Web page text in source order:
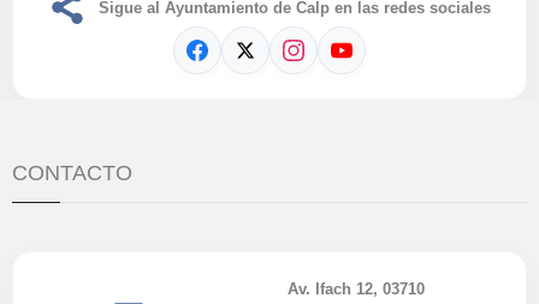
Sigue al Ayuntamiento de Calp en las redes sociales
CONTACTO
Av. Ifach 12, 03710